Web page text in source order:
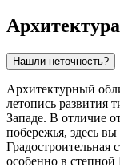
Нашли неточность?
Архитектурный
летопись развития
Западе. В отличие
побережья, здесь
Градостроительная
особенно в